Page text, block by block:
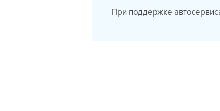
При поддержке